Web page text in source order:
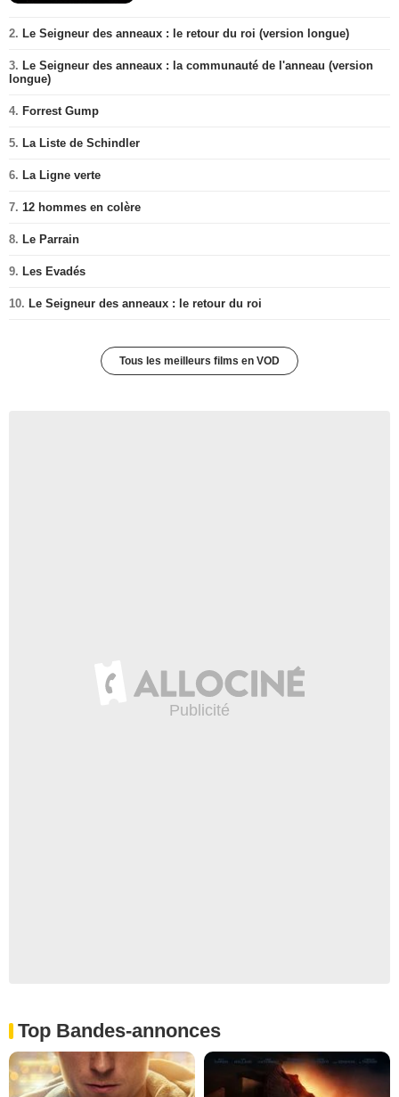
2. Le Seigneur des anneaux : le retour du roi (version longue)
3. Le Seigneur des anneaux : la communauté de l'anneau (version
longue)
4. Forrest Gump
5. La Liste de Schindler
6. La Ligne verte
7. 12 hommes en colère
8. Le Parrain
9. Les Evadés
10. Le Seigneur des anneaux : le retour du roi
Tous les meilleurs films en VOD
Top Bandes-annonces